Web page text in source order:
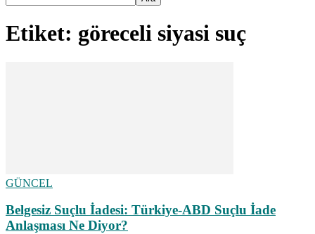
Etiket: göreceli siyasi suç
GÜNCEL
Belgesiz Suçlu İadesi: Türkiye-ABD Suçlu İade
Anlaşması Ne Diyor?